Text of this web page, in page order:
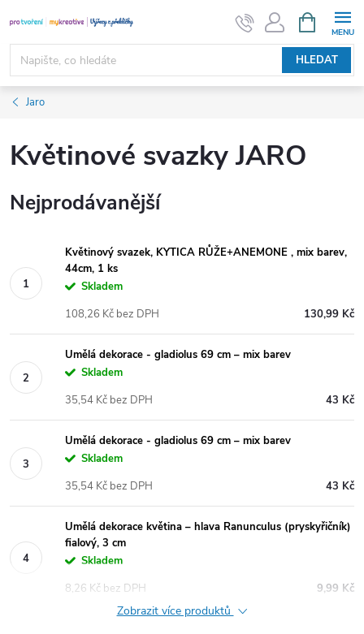
na
obsah
HLEDAT
NÁKUPNÍ
KOŠÍK
Jaro
Květinové svazky JARO
Nejprodávanější
Květinový svazek, KYTICA RŮŽE+ANEMONE , mix barev,
44cm, 1 ks
Skladem
130,99 Kč
108,26 Kč bez DPH
Umělá dekorace - gladiolus 69 cm – mix barev
Skladem
43 Kč
35,54 Kč bez DPH
Umělá dekorace - gladiolus 69 cm – mix barev
Skladem
43 Kč
35,54 Kč bez DPH
Umělá dekorace květina – hlava Ranunculus (pryskyřičník)
fialový, 3 cm
Skladem
9,99 Kč
8,26 Kč bez DPH
Zobrazit více produktů